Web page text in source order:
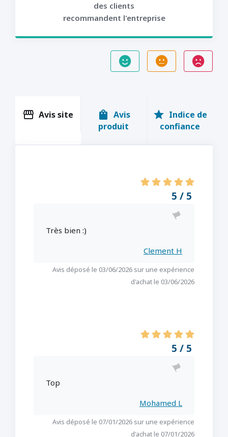
des clients
recommandent l'entreprise
storefront Avis site shopping_bag Avis
produit
star Indice de
confiance
5 / 5
Très bien :)
Clement H
Avis déposé le 03/06/2026 sur une expérience
d'achat le 03/06/2026
5 / 5
Top
Mohamed L
Avis déposé le 07/01/2026 sur une expérience
d'achat le 07/01/2026